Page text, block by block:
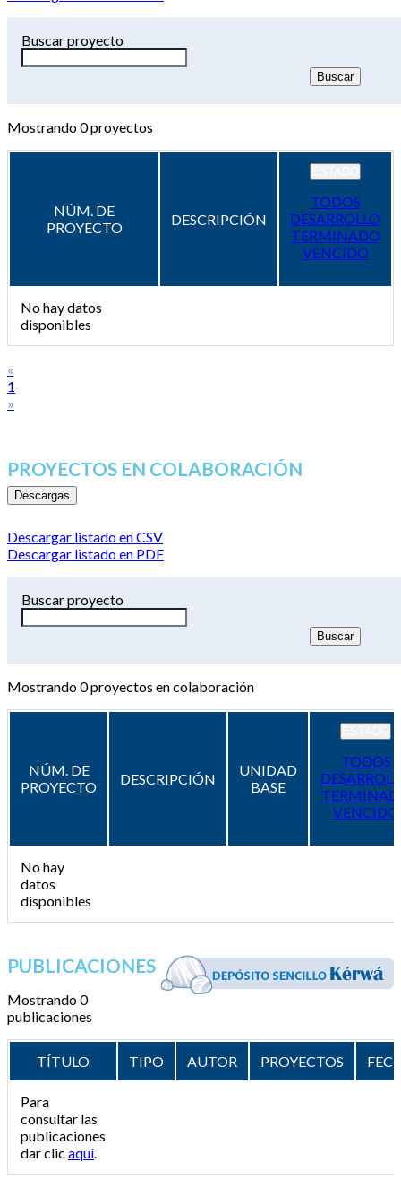
Buscar proyecto
Mostrando0proyectos
NÚM. DE
PROYECTO
DESCRIPCIÓN
TODOS
DESARROLLO
TERMINADO
VENCIDO
No hay datos
disponibles
«
1
»
PROYECTOS EN COLABORACIÓN
Descargas
Descargar listado en CSV
Descargar listado en PDF
Buscar proyecto
Mostrando0proyectos en colaboración
NÚM. DE
PROYECTO
DESCRIPCIÓN
UNIDAD
BASE
TODOS
VENCIDO
No hay
datos
disponibles
PUBLICACIONES
Mostrando 0
publicaciones
TÍTULO TIPO AUTOR PROYECTOS
Para
consultar las
publicaciones
dar clic aquí.